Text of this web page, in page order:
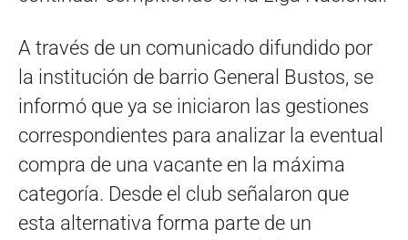
A través de un comunicado difundido por
la institución de barrio General Bustos, se
informó que ya se iniciaron las gestiones
correspondientes para analizar la eventual
compra de una vacante en la máxima
categoría. Desde el club señalaron que
esta alternativa forma parte de un